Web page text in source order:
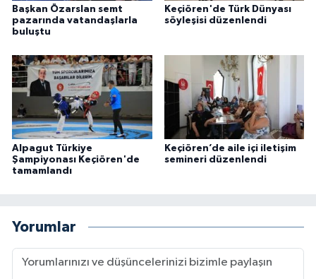
Başkan Özarslan semt
pazarında vatandaşlarla
buluştu
Keçiören'de Türk Dünyası
söyleşisi düzenlendi
Alpagut Türkiye
Şampiyonası Keçiören'de
tamamlandı
Keçiören’de aile içi iletişim
semineri düzenlendi
Yorumlar